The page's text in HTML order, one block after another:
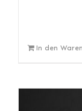
In den